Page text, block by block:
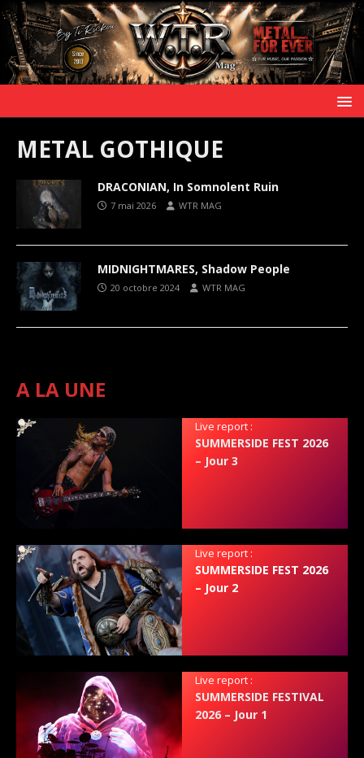
METAL GOTHIQUE
DRACONIAN, In Somnolent Ruin
7 mai 2026 WTR MAG
MIDNIGHTMARES, Shadow People
20 octobre 2024 WTR MAG
A LA UNE
Live report :
SUMMERSIDE FEST 2026
– Jour 3
Live report :
SUMMERSIDE FEST 2026
– Jour 2
Live report :
SUMMERSIDE FESTIVAL
2026 – Jour 1